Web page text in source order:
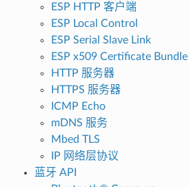
ESP HTTP 客户端
ESP Local Control
ESP Serial Slave Link
ESP x509 Certificate Bundle
HTTP 服务器
HTTPS 服务器
ICMP Echo
mDNS 服务
Mbed TLS
IP 网络层协议
蓝牙 API